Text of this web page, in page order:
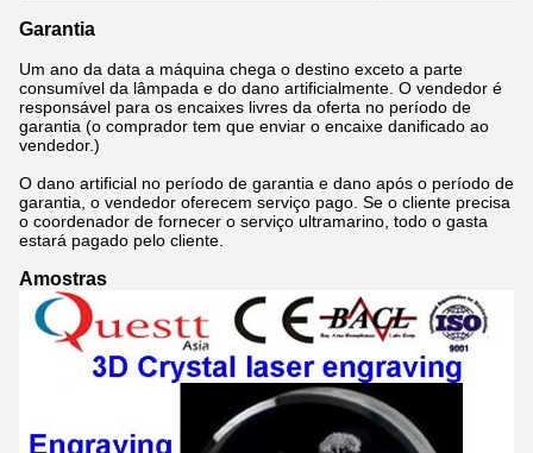
Garantia
Um ano da data a máquina chega o destino exceto a parte
consumível da lâmpada e do dano artificialmente. O vendedor é
responsável para os encaixes livres da oferta no período de
garantia (o comprador tem que enviar o encaixe danificado ao
vendedor.)
O dano artificial no período de garantia e dano após o período de
garantia, o vendedor oferecem serviço pago. Se o cliente precisa
o coordenador de fornecer o serviço ultramarino, todo o gasta
estará pagado pelo cliente.
Amostras